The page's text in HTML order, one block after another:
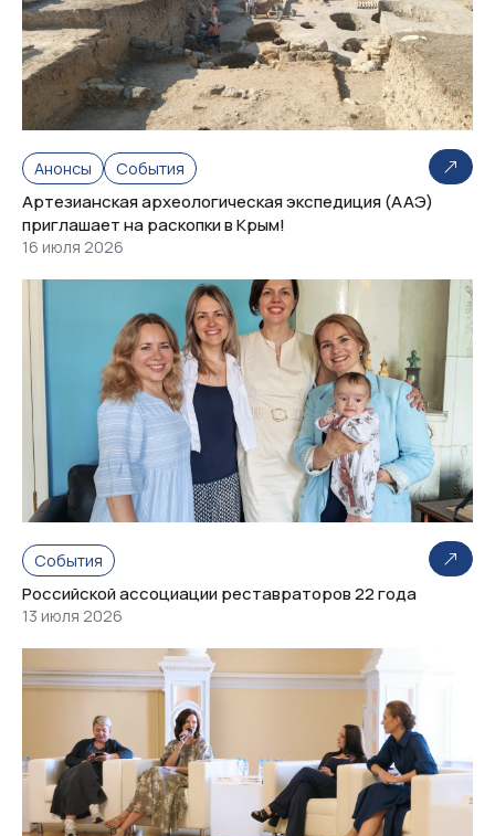
Анонсы События
Артезианская археологическая экспедиция (ААЭ)
приглашает на раскопки в Крым!
16 июля 2026
События
Российской ассоциации реставраторов 22 года
13 июля 2026